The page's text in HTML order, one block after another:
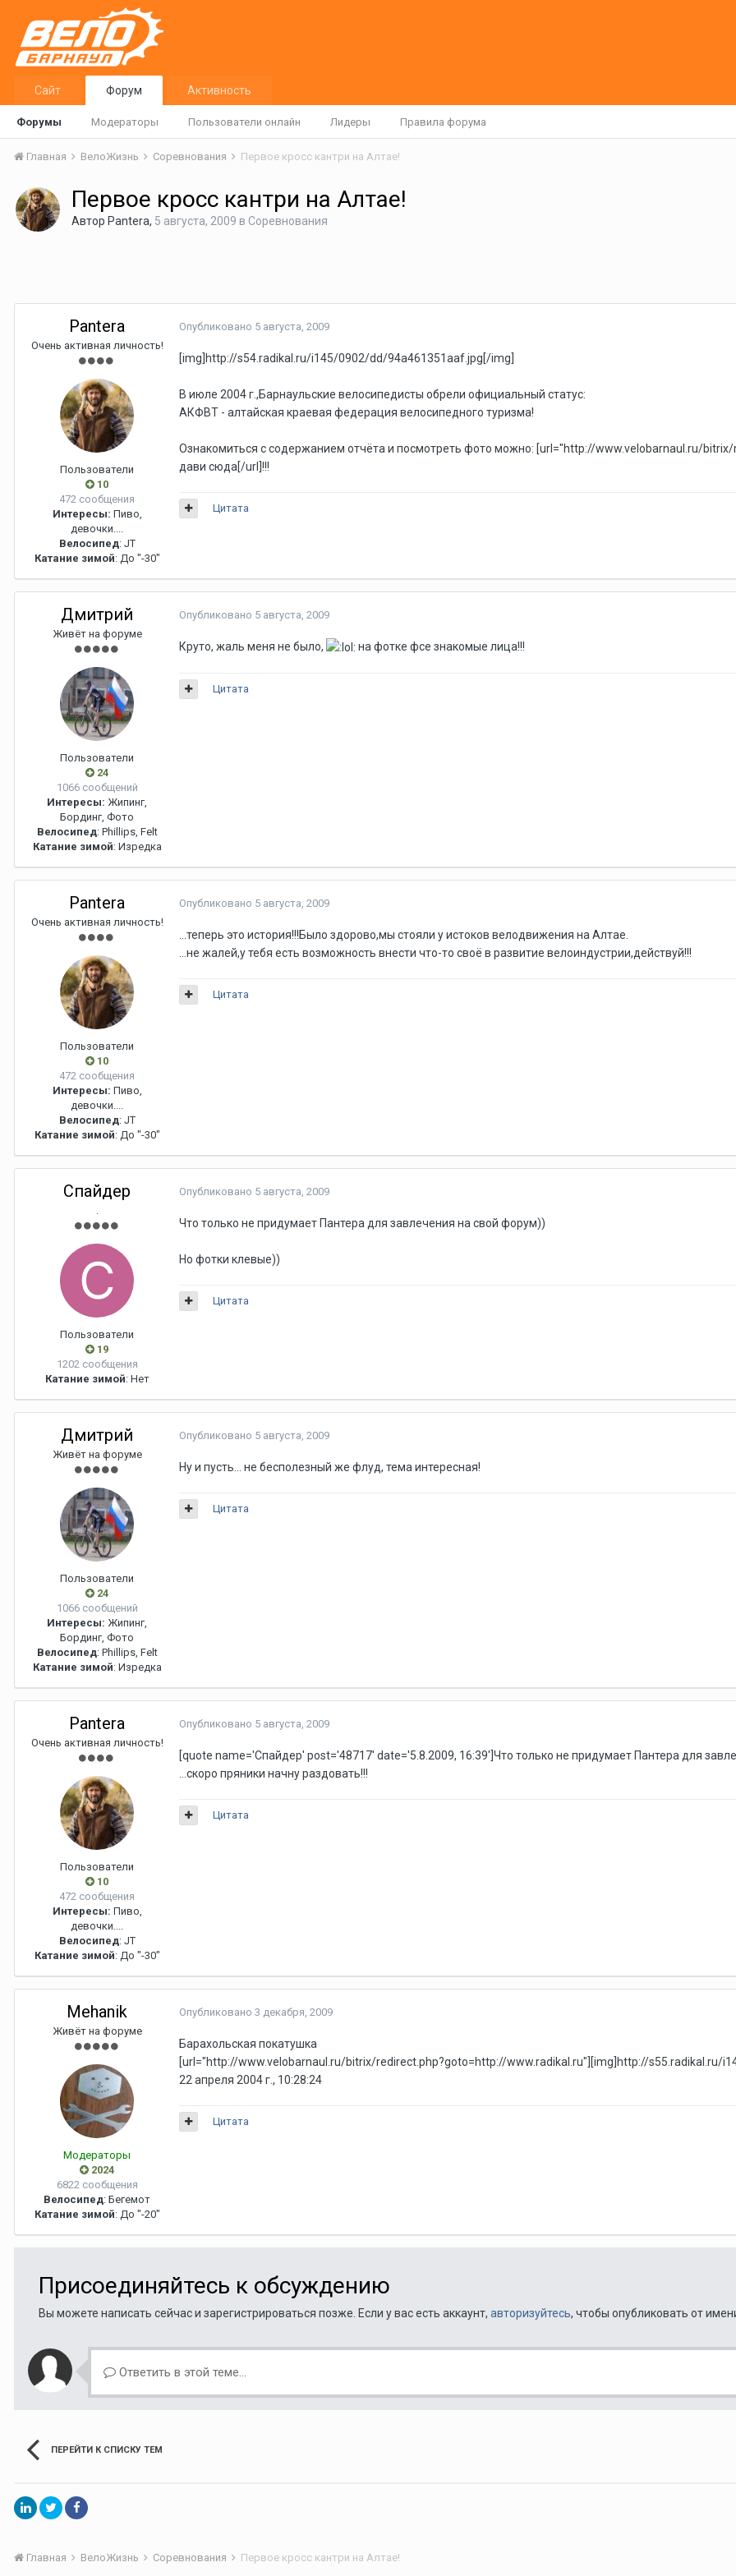
Сайт Форум
Форумы Модераторы Пользователи онлайн Лидеры Правила форума
Активность
Главная ВелоЖизнь Соревнования Первое кросс кантри на Алтае!
Первое кросс кантри на Алтае!
Автор Pantera, 5 августа, 2009 в Соревнования
Pantera
Очень активная личность!
Пользователи
10
472 сообщения
Интересы: Пиво,
девочки....
Велосипед: JT
Катание зимой: До "-30"
Опубликовано 5 августа, 2009
[img]http://s54.radikal.ru/i145/0902/dd/94a461351aaf.jpg[/img]
В июле 2004 г.,Барнаульские велосипедисты обрели официальный статус:
АКФВТ - алтайская краевая федерация велосипедного туризма!
Ознакомиться с содержанием отчёта и посмотреть фото можно: [url="http://www.velobarnaul.ru/
дави сюда[/url] !!!
Цитата
Дмитрий
Живёт на форуме
Пользователи
24
1066 сообщений
Интересы: Жипинг,
Бординг, Фото
Велосипед: Phillips, Felt
Катание зимой: Изредка
Опубликовано 5 августа, 2009
Круто, жаль меня не было, на фотке фсе знакомые лица!!!
Цитата
Pantera
Очень активная личность!
Пользователи
10
472 сообщения
Интересы: Пиво,
девочки....
Велосипед: JT
Катание зимой: До "-30"
Опубликовано 5 августа, 2009
...теперь это история!!!Было здорово,мы стояли у истоков велодвижения на Алтае.
...не жалей,у тебя есть возможность внести что-то своё в развитие велоиндустрии,действуй!!!
Цитата
Спайдер
.
Пользователи
19
1202 сообщения
Катание зимой: Нет
Опубликовано 5 августа, 2009
Что только не придумает Пантера для завлечения на свой форум))
Но фотки клевые))
Цитата
Дмитрий
Живёт на форуме
Пользователи
24
1066 сообщений
Интересы: Жипинг,
Бординг, Фото
Велосипед: Phillips, Felt
Катание зимой: Изредка
Опубликовано 5 августа, 2009
Ну и пусть... не бесполезный же флуд, тема интересная!
Цитата
Pantera
Очень активная личность!
Пользователи
10
472 сообщения
Интересы: Пиво,
девочки....
Велосипед: JT
Катание зимой: До "-30"
Опубликовано 5 августа, 2009
[quote name='Спайдер' post='48717' date='5.8.2009, 16:39']Что только не придумает Пантера для
...скоро пряники начну раздовать!!!
Цитата
Mehanik
Живёт на форуме
Модераторы
2024
6822 сообщения
Велосипед: Бегемот
Катание зимой: До "-20"
Опубликовано 3 декабря, 2009
Барахольская покатушка
[url="http://www.velobarnaul.ru/bitrix/redirect.php?goto=http://www.radikal.ru"][img]http://s55.radikal.ru/
22 апреля 2004 г., 10:28:24
Цитата
Присоединяйтесь к обсуждению
Вы можете написать сейчас и зарегистрироваться позже. Если у вас есть аккаунт, авторизуйтесь, чтобы опубликовать от
Ответить в этой теме...
ПЕРЕЙТИ К СПИСКУ ТЕМ
Главная ВелоЖизнь Соревнования Первое кросс кантри на Алтае!